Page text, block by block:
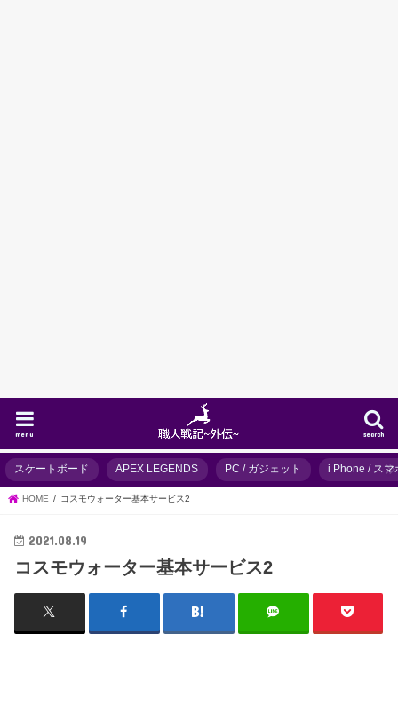
search
menu
スケートボード APEX LEGENDS PC / ガジェット i Phone / スマ
HOME コスモウォーター基本サービス2
2021.08.19
コスモウォーター基本サービス2